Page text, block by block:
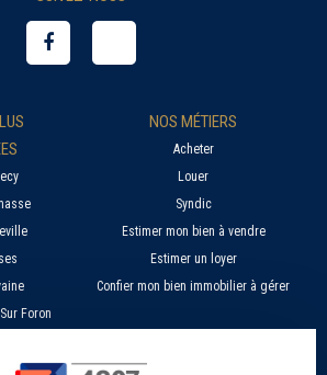
Foron
NOS MÉTIERS
Acheter
Louer
Syndic
Estimer mon bien à vendre
Estimer un loyer
Confier mon bien immobilier à gérer